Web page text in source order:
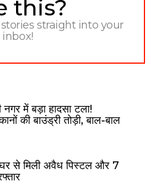
this?
straight into your
inbox!
में बड़ा हादसा टला!
की बाउंड्री तोड़ी, बाल-बाल
घर से मिली अवैध पिस्टल और 7